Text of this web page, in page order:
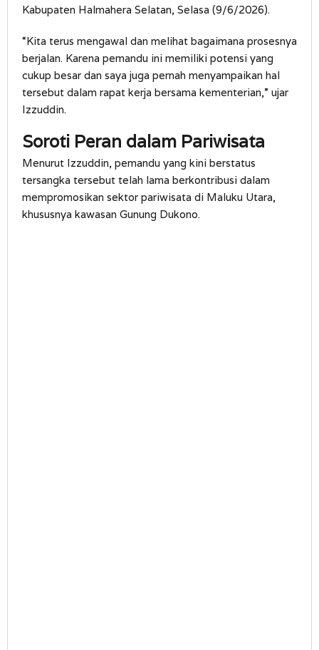
Kabupaten Halmahera Selatan, Selasa (9/6/2026).
“Kita terus mengawal dan melihat bagaimana prosesnya
berjalan. Karena pemandu ini memiliki potensi yang
cukup besar dan saya juga pernah menyampaikan hal
tersebut dalam rapat kerja bersama kementerian,” ujar
Izzuddin.
Soroti Peran dalam Pariwisata
Menurut Izzuddin, pemandu yang kini berstatus
tersangka tersebut telah lama berkontribusi dalam
mempromosikan sektor pariwisata di Maluku Utara,
khususnya kawasan Gunung Dukono.